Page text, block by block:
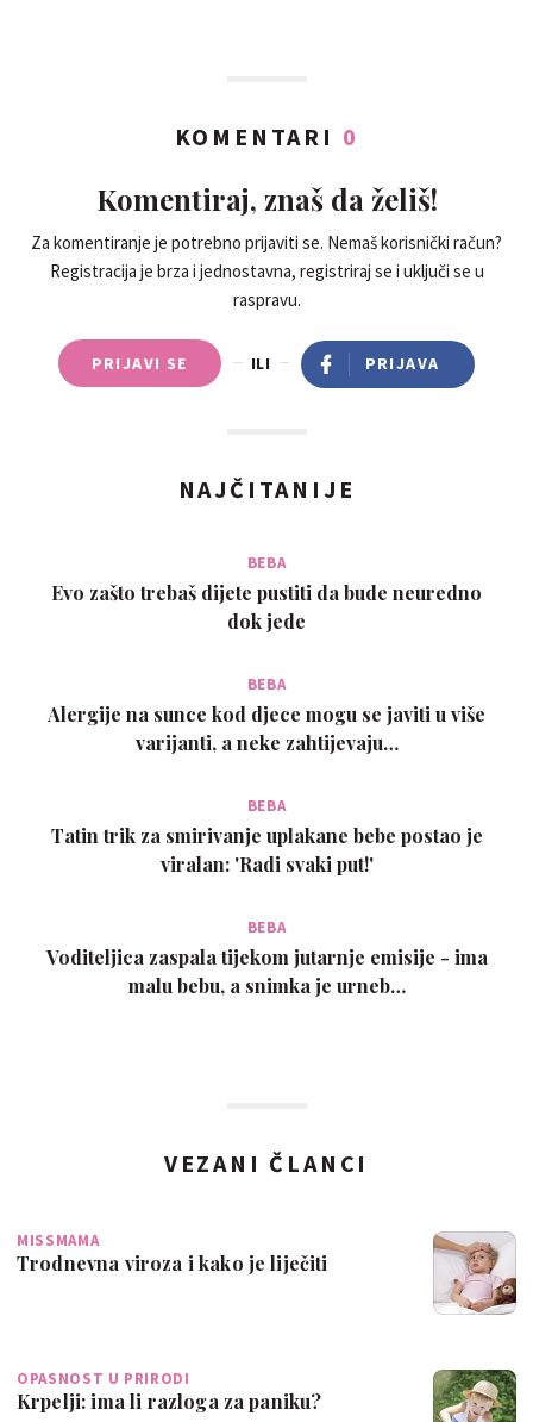
KOMENTARI 0
Komentiraj, znaš da želiš!
Za komentiranje je potrebno prijaviti se. Nemaš korisnički račun?
Registracija je brza i jednostavna, registriraj se i uključi se u
raspravu.
PRIJAVI SE ILI PRIJAVA
NAJČITANIJE
BEBA
Evo zašto trebaš dijete pustiti da bude neuredno
dok jede
BEBA
Alergije na sunce kod djece mogu se javiti u više
varijanti, a neke zahtijevaju…
BEBA
Tatin trik za smirivanje uplakane bebe postao je
viralan: 'Radi svaki put!'
BEBA
Voditeljica zaspala tijekom jutarnje emisije - ima
malu bebu, a snimka je urneb…
VEZANI ČLANCI
MISSMAMA
Trodnevna viroza i kako je liječiti
OPASNOST U PRIRODI
Krpelji: ima li razloga za paniku?